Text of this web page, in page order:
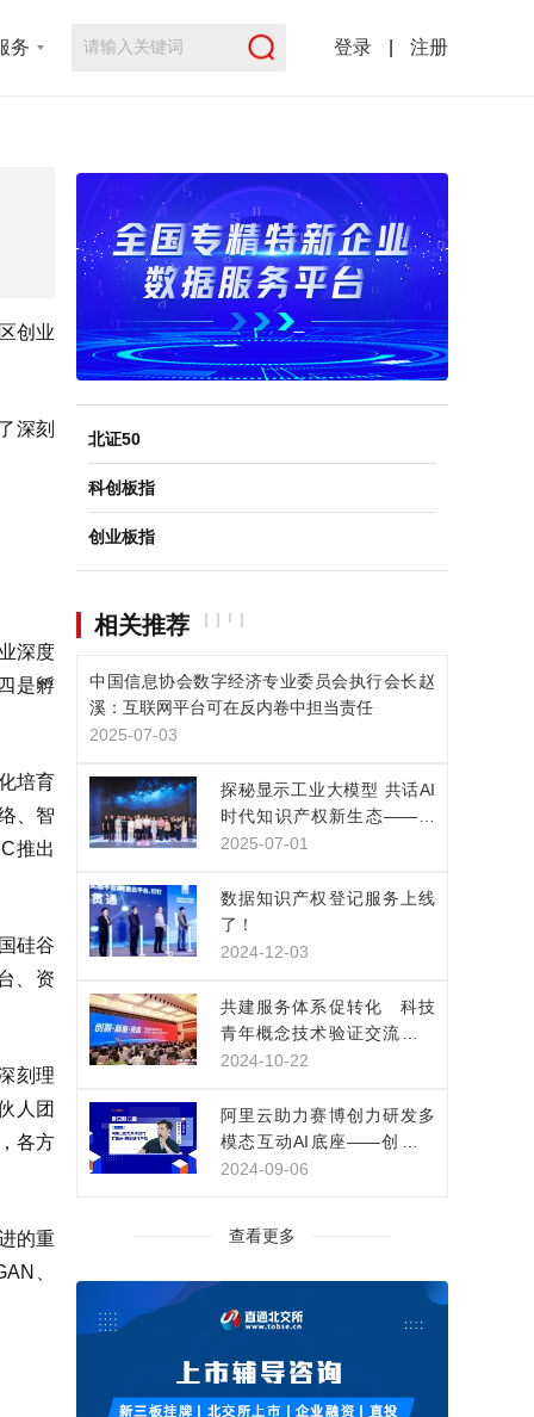
务 登录 注册
创业
深刻
深度
是孵
培育
、智
推出
硅谷
、资
刻理
人团
各方
的重
、
北证50
科创板指
创业板指
相关推荐
中国信息协会数字经济专业委员会执行会长赵
溪：互联网平台可在反内卷中担当责任
2025-07-03
探秘显示工业大模型 共话AI
时代知识产权新生态——凯
派尔走进京东方技术创新中
2025-07-01
数据知识产权登记服务上线
了！
2024-12-03
共建服务体系促转化 科技
青年概念技术验证交流展示
活动在上海举行
2024-10-22
阿里云助力赛博创力研发多
模态互动AI底座——创新影
视IP互动体验
2024-09-06
查看更多